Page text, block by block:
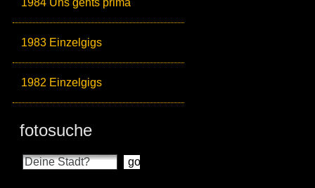
1984 Uns gehts prima
1983 Einzelgigs
1982 Einzelgigs
fotosuche